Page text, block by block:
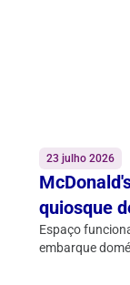
23 julho 2026
quiosque
Fortaleza
Espaço
embarque